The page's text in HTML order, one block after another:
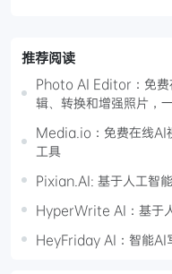
推荐阅读
Photo AI Editor：免费
辑、转换和增强照片，
Media.io：免费在线AI
工具
Pixian.AI: 基于人工智
HyperWrite AI：基于
HeyFriday AI：智能AI